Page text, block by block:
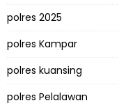
polres 2025
polres Kampar
polres kuansing
polres Pelalawan